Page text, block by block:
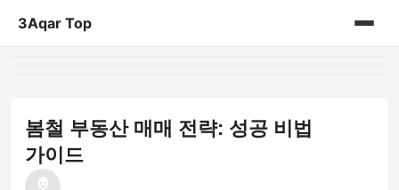
3Aqar Top
봄철 부동산 매매 전략: 성공 비법
가이드